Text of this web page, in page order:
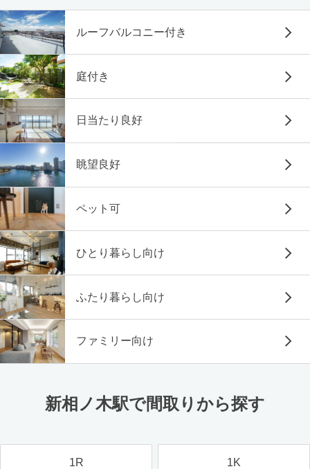
ルーフバルコニー付き
庭付き
日当たり良好
眺望良好
ペット可
ひとり暮らし向け
ふたり暮らし向け
ファミリー向け
新相ノ木駅で間取りから探す
1R 1K